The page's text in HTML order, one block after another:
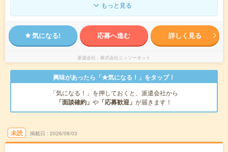
もっと見る
気になる! 応募へ進む 詳しく見る
派遣会社 株式会社ニッソーネット
興味があったら「★気になる！」をタップ！
「気になる！」を押しておくと、派遣会社から
「面談確約」 や 「応募歓迎」 が届きます！
未読 掲載日 2026/08/03